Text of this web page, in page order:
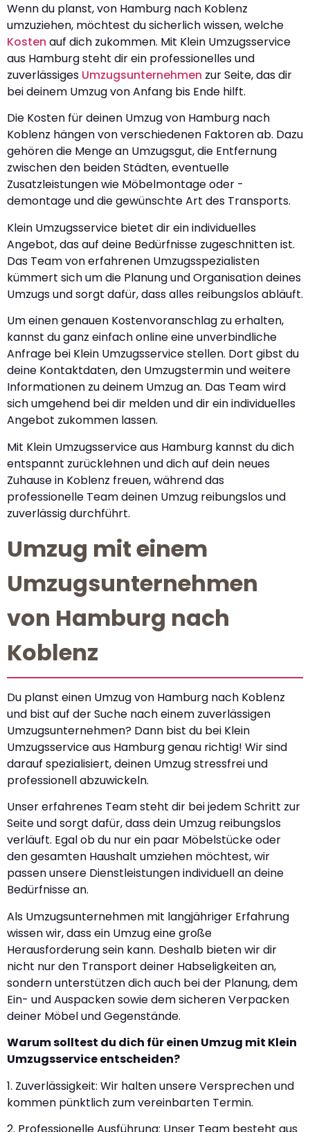
Wenn du planst, von Hamburg nach Koblenz
umzuziehen, möchtest du sicherlich wissen, welche
Kosten auf dich zukommen. Mit Klein Umzugsservice
aus Hamburg steht dir ein professionelles und
zuverlässiges Umzugsunternehmen zur Seite, das dir
bei deinem Umzug von Anfang bis Ende hilft.
Die Kosten für deinen Umzug von Hamburg nach
Koblenz hängen von verschiedenen Faktoren ab. Dazu
gehören die Menge an Umzugsgut, die Entfernung
zwischen den beiden Städten, eventuelle
Zusatzleistungen wie Möbelmontage oder -
demontage und die gewünschte Art des Transports.
Klein Umzugsservice bietet dir ein individuelles
Angebot, das auf deine Bedürfnisse zugeschnitten ist.
Das Team von erfahrenen Umzugsspezialisten
kümmert sich um die Planung und Organisation deines
Umzugs und sorgt dafür, dass alles reibungslos abläuft.
Um einen genauen Kostenvoranschlag zu erhalten,
kannst du ganz einfach online eine unverbindliche
Anfrage bei Klein Umzugsservice stellen. Dort gibst du
deine Kontaktdaten, den Umzugstermin und weitere
Informationen zu deinem Umzug an. Das Team wird
sich umgehend bei dir melden und dir ein individuelles
Angebot zukommen lassen.
Mit Klein Umzugsservice aus Hamburg kannst du dich
entspannt zurücklehnen und dich auf dein neues
Zuhause in Koblenz freuen, während das
professionelle Team deinen Umzug reibungslos und
zuverlässig durchführt.
Umzug mit einem
Umzugsunternehmen
von Hamburg nach
Koblenz
Du planst einen Umzug von Hamburg nach Koblenz
und bist auf der Suche nach einem zuverlässigen
Umzugsunternehmen? Dann bist du bei Klein
Umzugsservice aus Hamburg genau richtig! Wir sind
darauf spezialisiert, deinen Umzug stressfrei und
professionell abzuwickeln.
Unser erfahrenes Team steht dir bei jedem Schritt zur
Seite und sorgt dafür, dass dein Umzug reibungslos
verläuft. Egal ob du nur ein paar Möbelstücke oder
den gesamten Haushalt umziehen möchtest, wir
passen unsere Dienstleistungen individuell an deine
Bedürfnisse an.
Als Umzugsunternehmen mit langjähriger Erfahrung
wissen wir, dass ein Umzug eine große
Herausforderung sein kann. Deshalb bieten wir dir
nicht nur den Transport deiner Habseligkeiten an,
sondern unterstützen dich auch bei der Planung, dem
Ein- und Auspacken sowie dem sicheren Verpacken
deiner Möbel und Gegenstände.
Warum solltest du dich für einen Umzug mit Klein
Umzugsservice entscheiden?
1. Zuverlässigkeit: Wir halten unsere Versprechen und
kommen pünktlich zum vereinbarten Termin.